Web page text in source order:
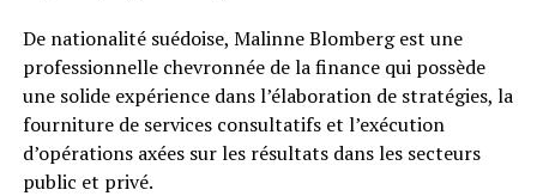
De nationalité suédoise, Malinne Blomberg est une
professionnelle chevronnée de la finance qui possède
une solide expérience dans l’élaboration de stratégies, la
fourniture de services consultatifs et l’exécution
d’opérations axées sur les résultats dans les secteurs
public et privé.